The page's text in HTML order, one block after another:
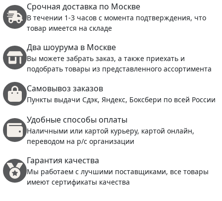
Срочная доставка по Москве
В течении 1-3 часов с момента подтверждения, что
товар имеется на складе
Два шоурума в Москве
Вы можете забрать заказ, а также приехать и
подобрать товары из представленного ассортимента
Самовывоз заказов
Пункты выдачи Сдэк, Яндекс, Боксбери по всей России
Удобные способы оплаты
Наличными или картой курьеру, картой онлайн,
переводом на р/с организации
Гарантия качества
Мы работаем с лучшими поставщиками, все товары
имеют сертификаты качества